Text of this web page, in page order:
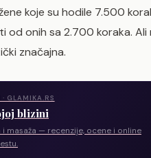
koje su hodile 7.500
od onih sa 2.700 koraka. Ali
značajna.
GLAMIKA.RS
blizini
i masaža — recenzije, ocene i online